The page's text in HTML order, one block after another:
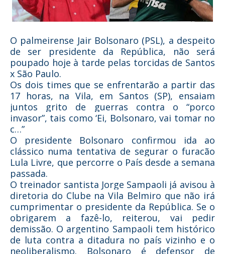
O palmeirense Jair Bolsonaro (PSL), a despeito
de ser presidente da República, não será
poupado hoje à tarde pelas torcidas de Santos
x São Paulo.
Os dois times que se enfrentarão a partir das
17 horas, na Vila, em Santos (SP), ensaiam
juntos grito de guerras contra o “porco
invasor”, tais como ‘Ei, Bolsonaro, vai tomar no
c…”
O presidente Bolsonaro confirmou ida ao
clássico numa tentativa de segurar o furacão
Lula Livre, que percorre o País desde a semana
passada.
O treinador santista Jorge Sampaoli já avisou à
diretoria do Clube na Vila Belmiro que não irá
cumprimentar o presidente da República. Se o
obrigarem a fazê-lo, reiterou, vai pedir
demissão. O argentino Sampaoli tem histórico
de luta contra a ditadura no país vizinho e o
neoliberalismo. Bolsonaro é defensor de